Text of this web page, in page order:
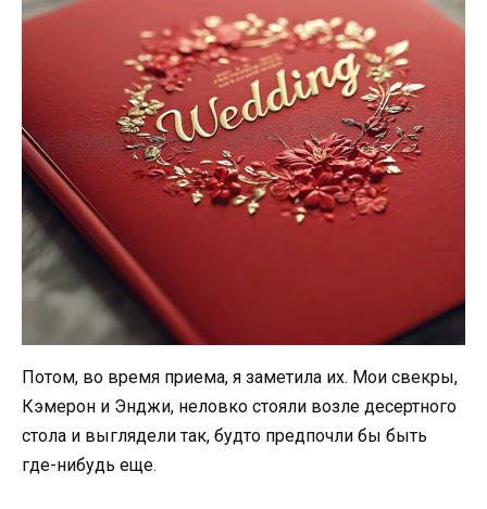
Потом, во время приема, я заметила их. Мои свекры,
Кэмерон и Энджи, неловко стояли возле десертного
стола и выглядели так, будто предпочли бы быть
где-нибудь еще.